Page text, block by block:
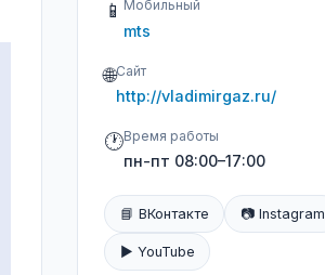
📱 Мобильный
mts
🌐Сайт
http://vladimirgaz.ru/
🕐Время работы
пн-пт 08:00–17:00
📘 ВКонтакте 📷 Instagram
▶️ YouTube